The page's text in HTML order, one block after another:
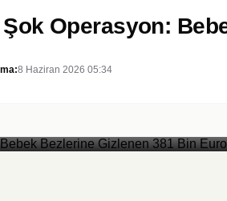
Şok Operasyon:
8 Haziran 2026 05:34